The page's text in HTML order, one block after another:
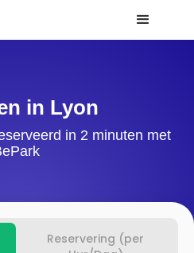
in Lyon
in 2 minuten met
Reservering (per